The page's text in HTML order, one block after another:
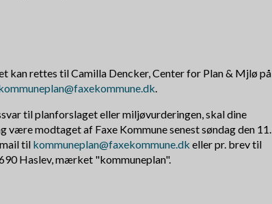
kan rettes til Camilla Dencker, Center for Plan & Mjlø på
.
til planforslaget eller miljøvurderingen, skal dine
modtaget af Faxe Kommune senest søndag den 11.
til kommuneplan@faxekommune.dk eller pr. brev til
Haslev, mærket "kommuneplan".